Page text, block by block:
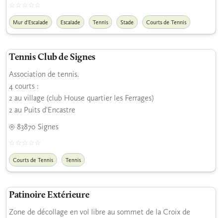
Mur d'Escalade Escalade Tennis Stade Courts de Tennis
Tennis Club de Signes
Association de tennis.
4 courts :
2 au village (club House quartier les Ferrages)
2 au Puits d'Encastre
83870 Signes
Courts de Tennis Tennis
Patinoire Extérieure
Zone de décollage en vol libre au sommet de la Croix de